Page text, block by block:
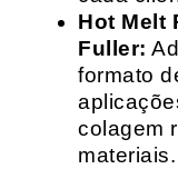
Hot Melt
Fuller:
formato
colagem